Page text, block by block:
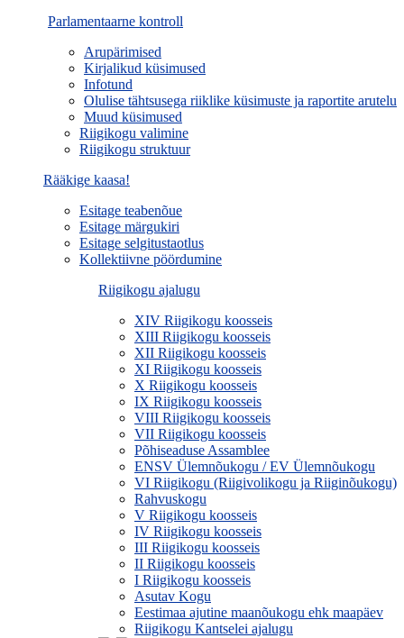
Parlamentaarne kontroll
Arupärimised
Kirjalikud küsimused
Infotund
Olulise tähtsusega riiklike küsimuste ja raportite arutelu
Muud küsimused
Riigikogu valimine
Riigikogu struktuur
Rääkige kaasa!
Esitage teabenõue
Esitage märgukiri
Esitage selgitustaotlus
Kollektiivne pöördumine
Riigikogu ajalugu
XIV Riigikogu koosseis
XIII Riigikogu koosseis
XII Riigikogu koosseis
XI Riigikogu koosseis
X Riigikogu koosseis
IX Riigikogu koosseis
VIII Riigikogu koosseis
VII Riigikogu koosseis
Põhiseaduse Assamblee
ENSV Ülemnõukogu / EV Ülemnõukogu
VI Riigikogu (Riigivolikogu ja Riiginõukogu)
Rahvuskogu
V Riigikogu koosseis
IV Riigikogu koosseis
III Riigikogu koosseis
II Riigikogu koosseis
I Riigikogu koosseis
Asutav Kogu
Eestimaa ajutine maanõukogu ehk maapäev
Riigikogu Kantselei ajalugu